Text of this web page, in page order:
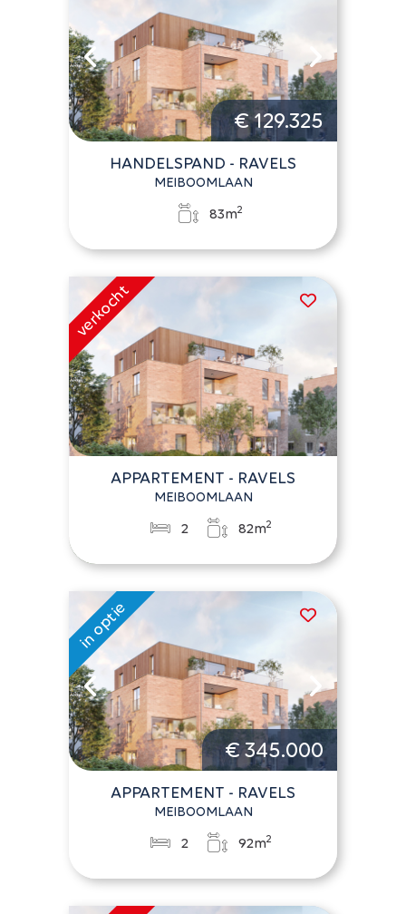
€ 129.325
HANDELSPAND - RAVELS
MEIBOOMLAAN
83m2
APPARTEMENT - RAVELS
MEIBOOMLAAN
2 82m2
€ 345.000
APPARTEMENT - RAVELS
MEIBOOMLAAN
2 92m2